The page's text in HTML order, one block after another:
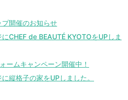
プ開催のお知らせ
にCHEF de BEAUTÉ KYOTOをUPしま
ームキャンペーン開催中！
縦格子の家をUPしました。